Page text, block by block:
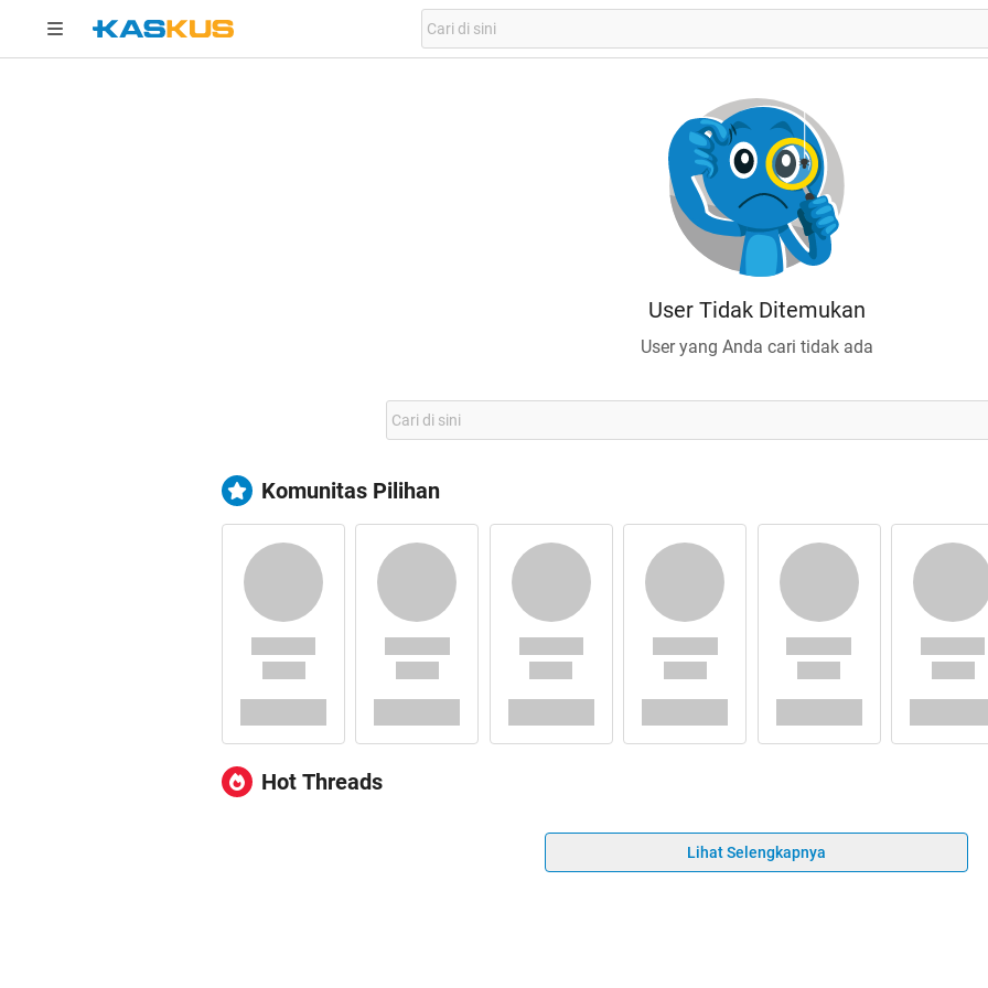
User Tidak Ditemukan
User yang Anda cari tidak ada
Komunitas Pilihan
Hot Threads
Lihat Selengkapnya